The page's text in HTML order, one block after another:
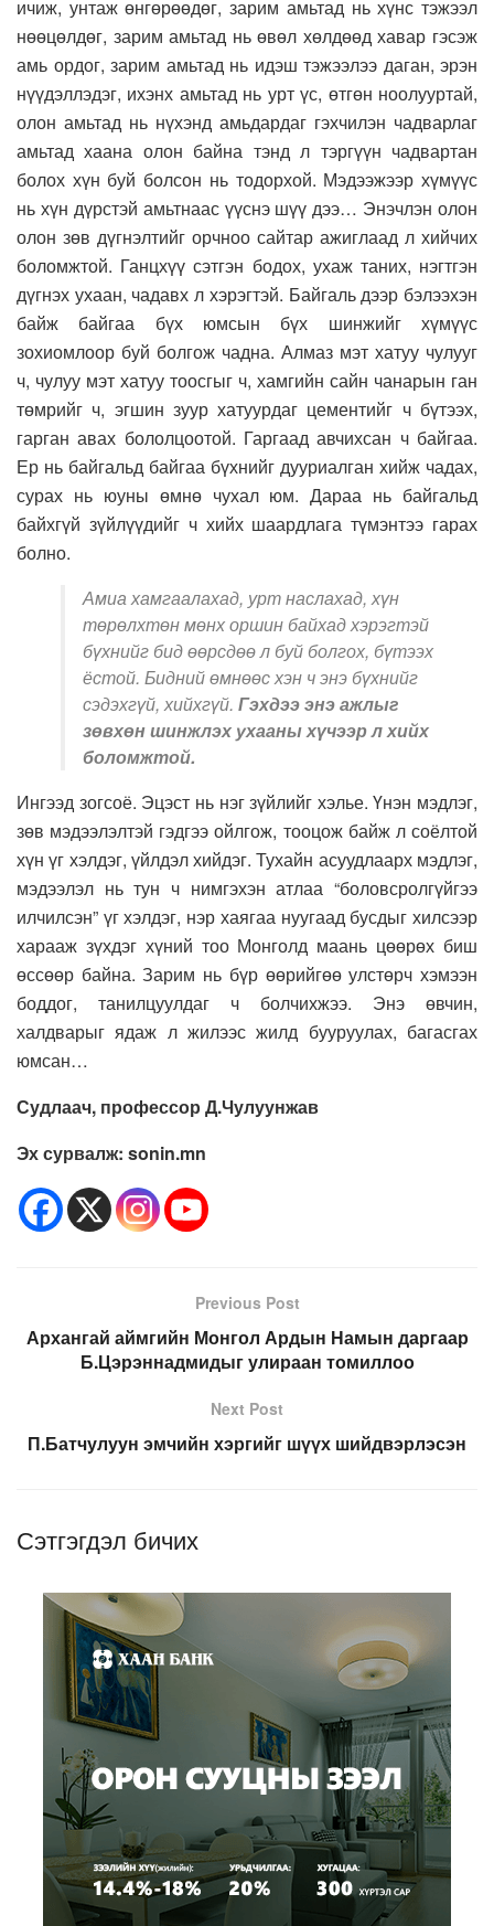
ичиж, унтаж өнгөрөөдөг, зарим амьтад нь хүнс тэжээл
нөөцөлдөг, зарим амьтад нь өвөл хөлдөөд хавар гэсэж
амь ордог, зарим амьтад нь идэш тэжээлээ даган, эрэн
нүүдэллэдэг, ихэнх амьтад нь урт үс, өтгөн ноолууртай,
олон амьтад нь нүхэнд амьдардаг гэхчилэн чадварлаг
амьтад хаана олон байна тэнд л тэргүүн чадвартан
болох хүн буй болсон нь тодорхой. Мэдээжээр хүмүүс
нь хүн дүрстэй амьтнаас үүснэ шүү дээ… Энэчлэн олон
олон зөв дүгнэлтийг орчноо сайтар ажиглаад л хийчих
боломжтой. Ганцхүү сэтгэн бодох, ухаж таних, нэгтгэн
дүгнэх ухаан, чадавх л хэрэгтэй. Байгаль дээр бэлээхэн
байж байгаа бүх юмсын бүх шинжийг хүмүүс
зохиомлоор буй болгож чадна. Алмаз мэт хатуу чулууг
ч, чулуу мэт хатуу тоосгыг ч, хамгийн сайн чанарын ган
төмрийг ч, эгшин зуур хатуурдаг цементийг ч бүтээх,
гарган авах бололцоотой. Гаргаад авчихсан ч байгаа.
Ер нь байгальд байгаа бүхнийг дууриалган хийж чадах,
сурах нь юуны өмнө чухал юм. Дараа нь байгальд
байхгүй зүйлүүдийг ч хийх шаардлага түмэнтээ гарах
болно.
Амиа хамгаалахад, урт наслахад, хүн
төрөлхтөн мөнх оршин байхад хэрэгтэй
бүхнийг бид өөрсдөө л буй болгох, бүтээх
ёстой. Бидний өмнөөс хэн ч энэ бүхнийг
сэдэхгүй, хийхгүй. Гэхдээ энэ ажлыг
зөвхөн шинжлэх ухааны хүчээр л хийх
боломжтой.
Ингээд зогсоё. Эцэст нь нэг зүйлийг хэлье. Үнэн мэдлэг,
зөв мэдээлэлтэй гэдгээ ойлгож, тооцож байж л соёлтой
хүн үг хэлдэг, үйлдэл хийдэг. Тухайн асуудлаарх мэдлэг,
мэдээлэл нь тун ч нимгэхэн атлаа “боловсролгүйгээ
илчилсэн” үг хэлдэг, нэр хаягаа нуугаад бусдыг хилсээр
харааж зүхдэг хүний тоо Монголд маань цөөрөх биш
өссөөр байна. Зарим нь бүр өөрийгөө улстөрч хэмээн
боддог, танилцуулдаг ч болчихжээ. Энэ өвчин,
халдварыг ядаж л жилээс жилд бууруулах, багасгах
юмсан…
Судлаач, профессор Д.Чулуунжав
Эх сурвалж: sonin.mn
Previous Post
Архангай аймгийн Монгол Ардын Намын даргаар
Б.Цэрэннадмидыг улираан томиллоо
Next Post
П.Батчулуун эмчийн хэргийг шүүх шийдвэрлэсэн
Сэтгэгдэл бичих